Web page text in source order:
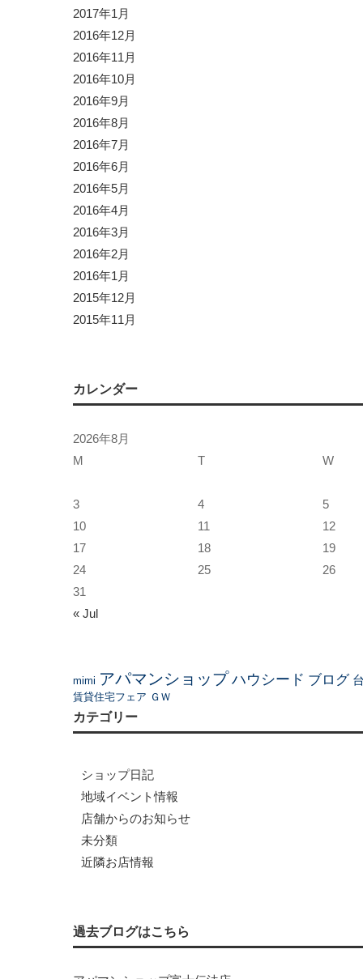
2017年1月
2016年12月
2016年11月
2016年10月
2016年9月
2016年8月
2016年7月
2016年6月
2016年5月
2016年4月
2016年3月
2016年2月
2016年1月
2015年12月
2015年11月
カレンダー
2026年8月
M
T W
« Jul
3 4
5
10
11
12
17
18
19
24
25
26
31
mimi アパマンショップハウシード ブログ
賃貸住宅フェア ＧＷ
カテゴリー
ショップ日記
地域イベント情報
店舗からのお知らせ
未分類
近隣お店情報
過去ブログはこちら